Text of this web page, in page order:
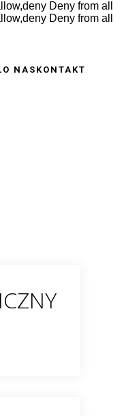
Deny from all
Deny from all
O NAS KONTAKT